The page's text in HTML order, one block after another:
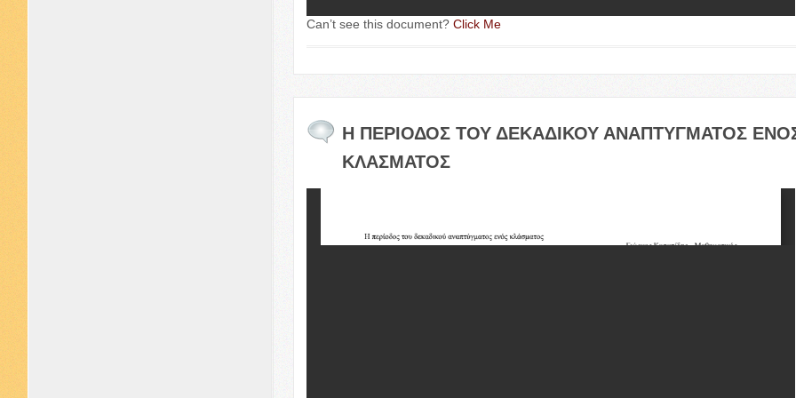
Can’t see this doc­u­ment? Click Me
Η ΠΕΡΙΟΔΟΣ ΤΟΥ ΔΕΚΑΔΙΚΟΥ ΑΝΑΠΤΥΓΜΑΤΟΣ
ΚΛΑΣΜΑΤΟΣ